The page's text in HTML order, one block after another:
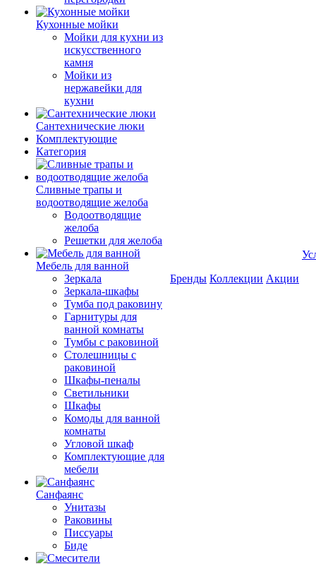
Кухонные мойки
Мойки для кухни из
искусственного
камня
Мойки из
нержавейки для
кухни
Сантехнические люки
Комплектующие
Категория
Cливные трапы и
водоотводящие желоба
Водоотводящие
желоба
Решетки для желоба
Мебель для ванной
Зеркала
Зеркала-шкафы
Тумба под раковину
Гарнитуры для
ванной комнаты
Тумбы с раковиной
Столешницы с
раковиной
Шкафы-пеналы
Светильники
Шкафы
Комоды для ванной
комнаты
Угловой шкаф
Комплектующие для
мебели
Санфаянс
Унитазы
Раковины
Писсуары
Биде
Бренды Коллекции Акции